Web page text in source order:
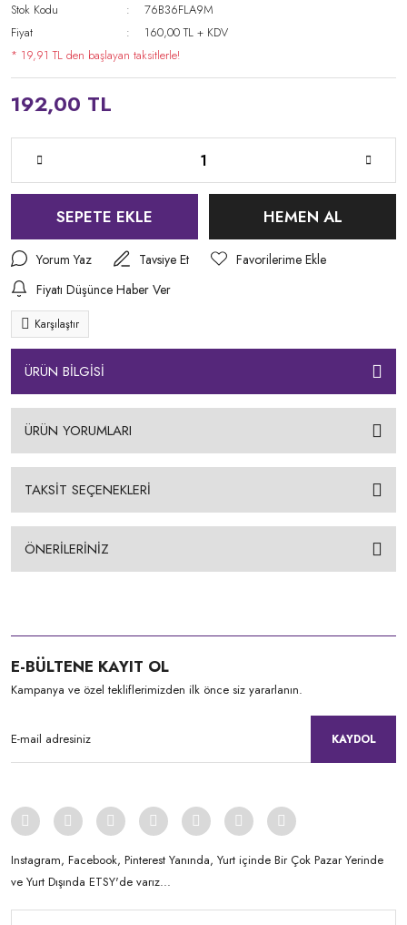
Stok Kodu
76B36FLA9M
Fiyat
160,00 TL + KDV
* 19,91 TL den başlayan taksitlerle!
192,00 TL
SEPETE EKLE HEMEN AL
Yorum Yaz
Tavsiye Et
Fiyatı Düşünce Haber Ver
Karşılaştır
ÜRÜN BİLGİSİ
ÜRÜN YORUMLARI
TAKSİT SEÇENEKLERİ
ÖNERİLERİNİZ
E-BÜLTENE KAYIT OL
Kampanya ve özel tekliflerimizden ilk önce siz yararlanın.
KAYDOL
Instagram, Facebook, Pinterest Yanında, Yurt içinde Bir Çok Pazar Yerinde
ve Yurt Dışında ETSY'de varız...